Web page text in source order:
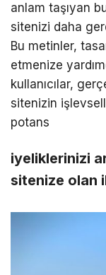
anlam taşıyan
sitenizi daha
Bu metinler,
etmenize
kullanıcılar,
sitenizin
potans
iyeliklerinizi
sitenize olan